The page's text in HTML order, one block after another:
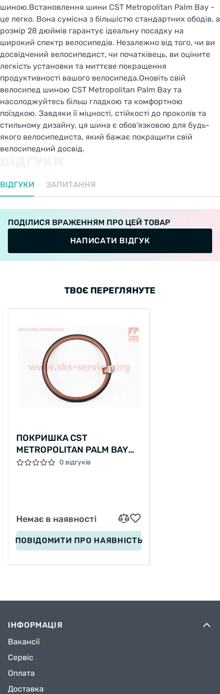
шиною.Встановлення шини CST Metropolitan Palm Bay -
це легко. Вона сумісна з більшістю стандартних ободів, а
розмір 28 дюймів гарантує ідеальну посадку на
широкий спектр велосипедів. Незалежно від того, чи ви
досвідчений велосипедист, чи початківець, ви оціните
легкість установки та миттєве покращення
продуктивності вашого велосипеда.Оновіть свій
велосипед шиною CST Metropolitan Palm Bay та
насолоджуйтесь більш гладкою та комфортною
поїздкою. Завдяки її міцності, стійкості до проколів та
стильному дизайну, ця шина є обов'язковою для будь-
якого велосипедиста, який бажає покращити свій
велосипедний досвід.
ВІДГУКИ ЗАПИТАННЯ
ПОДІЛИСЯ ВРАЖЕННЯМ ПРО ЦЕЙ ТОВАР
НАПИСАТИ ВІДГУК
ТВОЄ ПЕРЕГЛЯНУТЕ
ПОКРИШКА CST
METROPOLITAN PALM BAY
28"X2,00 (50-622), ЧОРНО-
0 відгуків
Немає в наявності
ПОВІДОМИТИ ПРО НАЯВНІСТЬ
ІНФОРМАЦІЯ
Вакансії
Сервіс
Оплата
Доставка